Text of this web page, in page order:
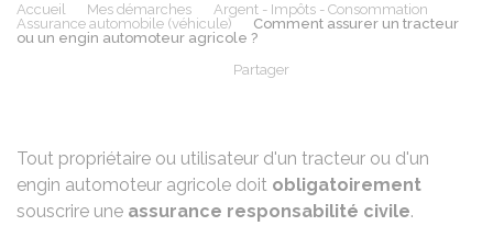
Accueil Mes démarches
Argent - Impôts - Consommation
Assurance automobile (véhicule)
Comment assurer un tracteur
ou un engin automoteur agricole ?
Partager
Tout propriétaire ou utilisateur d'un tracteur ou d'un
engin automoteur agricole doit obligatoirement
souscrire une assurance responsabilité civile.